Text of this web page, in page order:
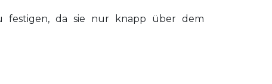
festigen, da sie nur knapp über dem